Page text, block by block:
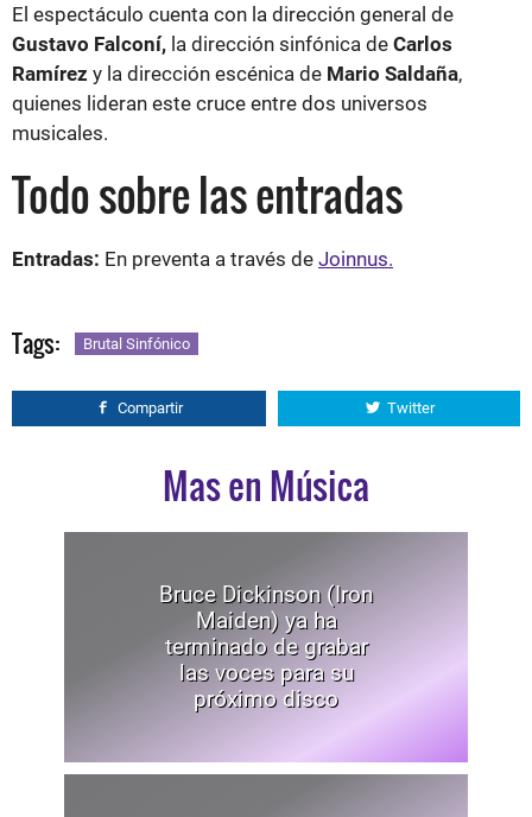
El espectáculo cuenta con la dirección general de
Gustavo Falconí, la dirección sinfónica de Carlos
Ramírez y la dirección escénica de Mario Saldaña,
quienes lideran este cruce entre dos universos
musicales.
Todo sobre las entradas
Entradas: En preventa a través de Joinnus.
Tags: Brutal Sinfónico
Compartir Twitter
Mas en Música
Bruce Dickinson (Iron
Maiden) ya ha
terminado de grabar
las voces para su
próximo disco